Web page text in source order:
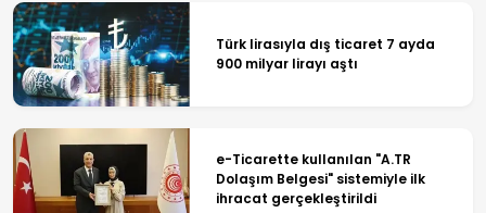
Türk lirasıyla dış ticaret 7 ayda
900 milyar lirayı aştı
e-Ticarette kullanılan "A.TR
Dolaşım Belgesi" sistemiyle ilk
ihracat gerçekleştirildi